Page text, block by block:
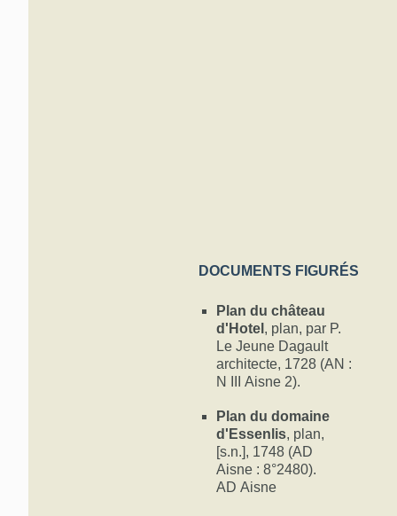
DOCUMENTS FIGURÉS
Plan du château
d'Hotel , plan, par P.
Le Jeune Dagault
architecte, 1728 (AN :
N III Aisne 2).
Plan du domaine
d'Essenlis, plan,
[s.n.], 1748 (AD
Aisne : 8°2480).
AD Aisne